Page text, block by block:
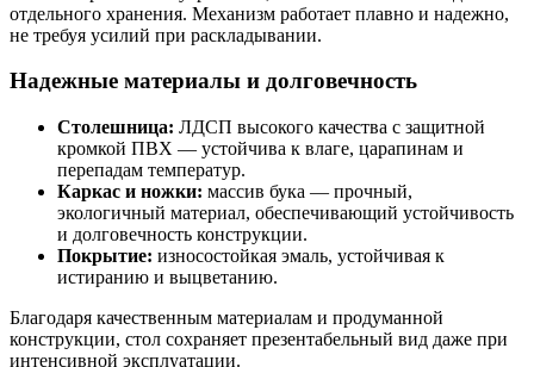
отдельного хранения. Механизм работает плавно и надежно,
не требуя усилий при раскладывании.
Надежные материалы и долговечность
Столешница: ЛДСП высокого качества с защитной
кромкой ПВХ — устойчива к влаге, царапинам и
перепадам температур.
Каркас и ножки: массив бука — прочный,
экологичный материал, обеспечивающий устойчивость
и долговечность конструкции.
Покрытие: износостойкая эмаль, устойчивая к
истиранию и выцветанию.
Благодаря качественным материалам и продуманной
конструкции, стол сохраняет презентабельный вид даже при
интенсивной эксплуатации.